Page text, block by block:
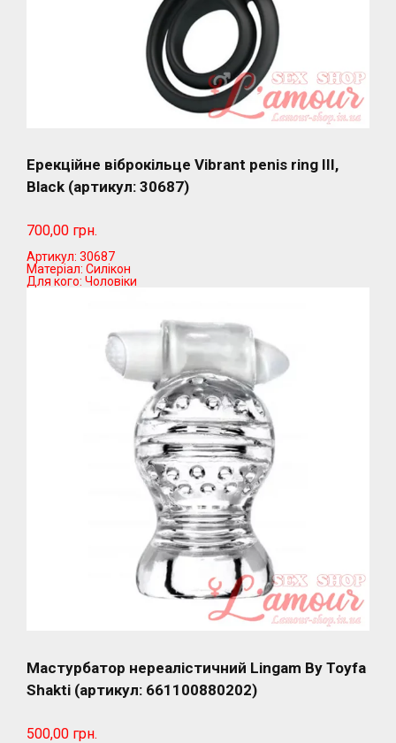
Ерекційне віброкільце Vibrant penis ring III,
Black (артикул: 30687)
700,00 грн.
Артикул: 30687
Матеріал: Силікон
Для кого: Чоловіки
Мастурбатор нереалістичний Lingam By Toyfa
Shakti (артикул: 661100880202)
500,00 грн.